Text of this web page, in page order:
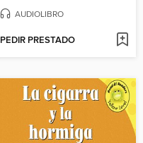
AUDIOLIBRO
PEDIR PRESTADO